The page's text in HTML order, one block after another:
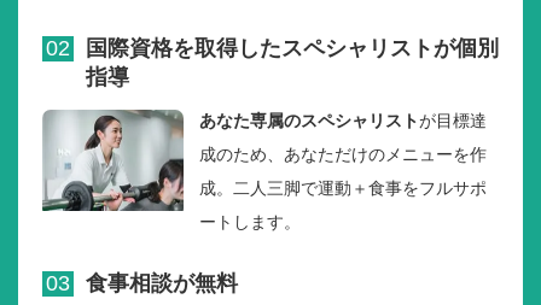
02
国際資格を取得したスペシャリストが個別
指導
あなた専属のスペシャリストが目標達
成のため、あなただけのメニューを作
成。二人三脚で運動＋食事をフルサポ
ートします。
03 食事相談が無料